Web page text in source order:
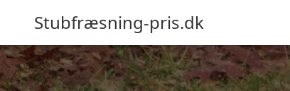
Stubfræsning-pris.dk